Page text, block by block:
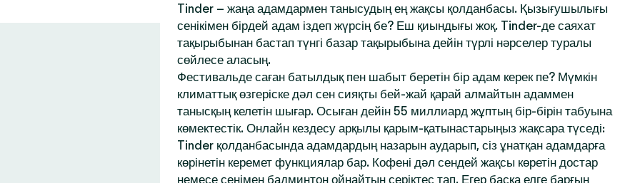
Tinder – жаңа адамдармен танысудың ең жақсы қолданбасы. Қызығушылығы
сенікімен бірдей адам іздеп жүрсің бе? Еш қиындығы жоқ. Tinder-де саяхат
тақырыбынан бастап түнгі базар тақырыбына дейін түрлі нәрселер туралы
сөйлесе аласың.
Фестивальде саған батылдық пен шабыт беретін бір адам керек пе? Мүмкін
климаттық өзгеріске дәл сен сияқты бей-жай қарай алмайтын адаммен
танысқың келетін шығар. Осыған дейін 55 миллиард жұптың бір-бірін табуына
көмектестік. Онлайн кездесу арқылы қарым-қатынастарыңыз жақсара түседі:
Tinder қолданбасында адамдардың назарын аударып, сіз ұнатқан адамдарға
көрінетін керемет функциялар бар. Кофені дәл сендей жақсы көретін достар
немесе сенімен бадминтон ойнайтын серіктес тап. Егер басқа елге барғың